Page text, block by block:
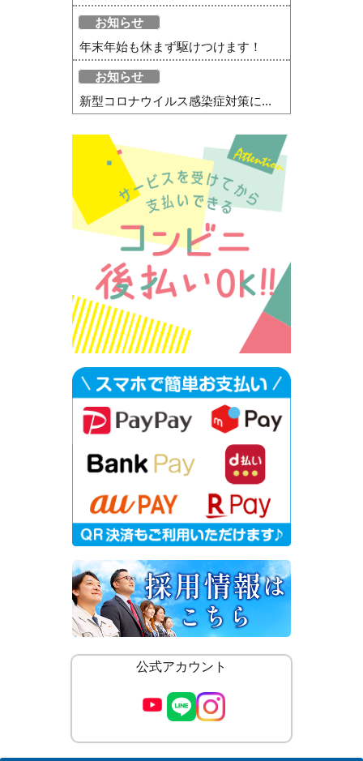
お知らせ
年末年始も休まず駆けつけます！
お知らせ
新型コロナウイルス感染症対策に...
公式アカウント